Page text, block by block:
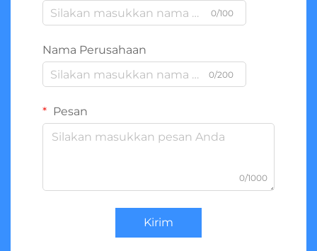
0/100
Nama Perusahaan
0/200
Pesan
0/1000
Kirim